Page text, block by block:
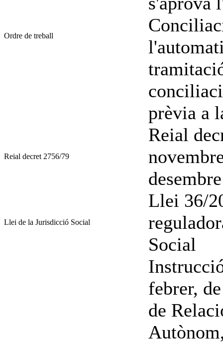
Ordre de treball
prèvia a
Reial decret 2756/79
Reial
Llei de la Jurisdicció Social
Llei 36/
Social
febrer,
de